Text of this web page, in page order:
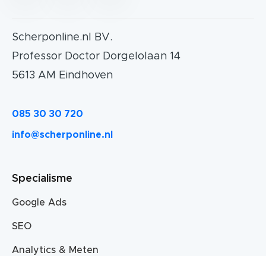
Scherponline.nl BV.
Professor Doctor Dorgelolaan 14
5613 AM Eindhoven
085 30 30 720
info@scherponline.nl
Specialisme
Google Ads
SEO
Analytics & Meten